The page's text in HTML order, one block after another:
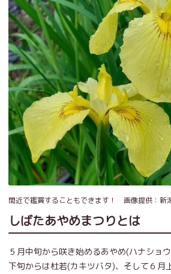
間近で鑑賞することもできます！ 画像提供：新
しばたあやめまつりとは
５月中旬から咲き始めるあやめ(ハナショウ
下旬からは杜若(カキツバタ)、そして６月